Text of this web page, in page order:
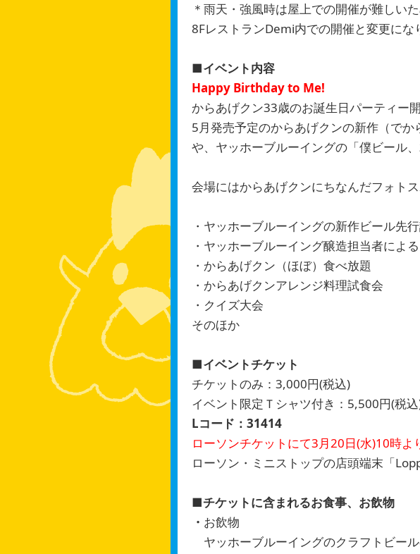
＊雨天・強風時は屋上での開催が難しいた
8FレストランDemi内での開催と変更にな
■イベント内容
Happy Birthday to Me!
からあげクン33歳のお誕生日パーティー
5月発売予定のからあげクンの新作（で
や、ヤッホーブルーイングの「僕ビール
会場にはからあげクンにちなんだフォト
・ヤッホーブルーイングの新作ビール先
・ヤッホーブルーイング醸造担当者によ
・からあげクン（ほぼ）食べ放題
・からあげクンアレンジ料理試食会
・クイズ大会
そのほか
■イベントチケット
チケットのみ：3,000円(税込)
イベント限定Ｔシャツ付き：5,500円(税
Lコード：31414
ローソンチケットにて3月20日(水)10時よ
ローソン・ミニストップの店頭端末「
■チケットに含まれるお食事、お飲物
・ お飲物
ヤッホーブルーイングのクラフトビー